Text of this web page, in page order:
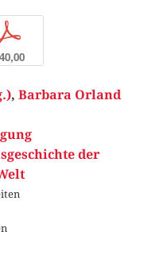
, Barbara Orland
der